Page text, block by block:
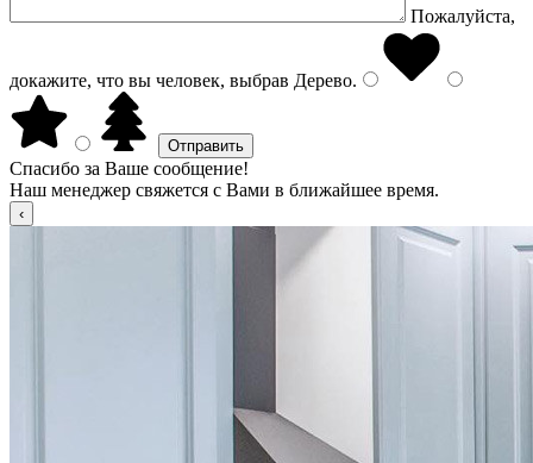
Пожалуйста,
докажите, что вы человек, выбрав Дерево.
Спасибо за Ваше сообщение!
Наш менеджер свяжется с Вами в ближайшее время.